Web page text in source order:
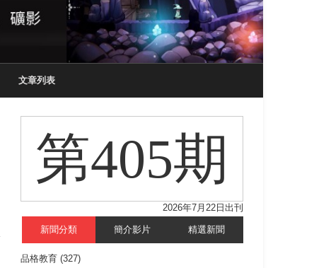
文章列表
第405期
2026年7月22日出刊
新聞分類 簡介影片 精選新聞
品格教育 (327)